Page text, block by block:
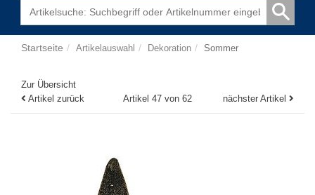
Startseite Artikelauswahl Dekoration Sommer
Zur Übersicht
Artikel zurück
Artikel 47 von 62 nächster Artikel